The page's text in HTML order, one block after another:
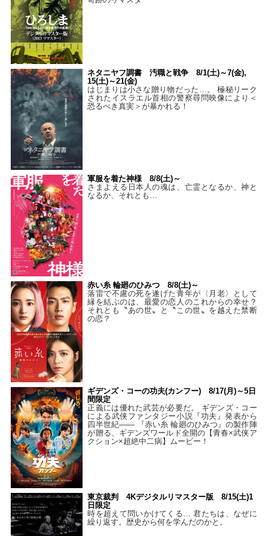
ネタニヤフ調書 汚職と戦争 8/1(土)～7(金),
15(土)～21(金)
はじまりは小さな贈り物だった…。 極秘リーク
されたイスラエル首相の警察尋問映像により＜
恐るべき真実＞が暴かれる！
軍服を着た神様 8/8(土)～
さまよえる日本人の魂は、亡霊となるか、神と
なるか、それとも…
赤い糸 輪廻のひみつ 8/8(土)～
落雷で不慮の死を遂げた青年が〈月老〉として
縁を結ぶのは、最愛の恋人のこれからの幸せ？
それとも〝あの世〟と〝この世〟を越えた禁断
の恋？
ギデンズ・コーの功夫(カンフー) 8/17(月)～5日
間限定
正義には優れた武芸が必要だ。 ギデンズ・コー
による武侠ファンタジー小説『功夫』発表から
四半世紀―― 『赤い糸 輪廻のひみつ』の製作陣
が贈る、ギデンズワールド全開の【青春×武侠ア
クション×超絶中二病】ムービー！
東京裁判 4Kデジタルリマスター版 8/15(土)1
日限定
時を超えて問いかけてくる… 君たちは、なぜに
繰り返す。歴史から何を学んだのかと。